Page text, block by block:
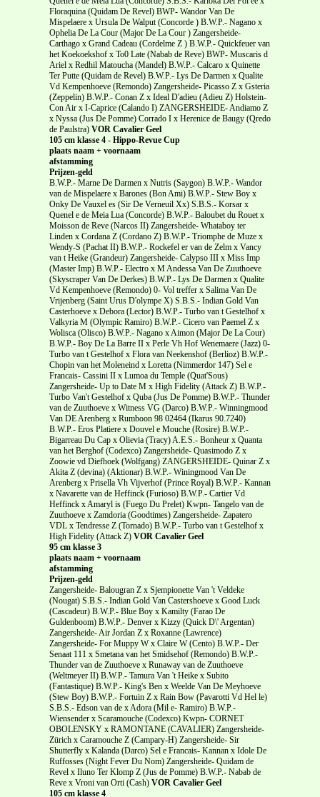
Floraquina (Quidam De Revel) BWP- Wandor Van De
Mispelaere x Ursula De Walput (Concorde ) B.W.P.- Nagano x
Ophelia De La Cour (Major De La Cour ) Zangersheide-
Carthago x Grand Cadeau (Cordelme Z ) B.W.P.- Quickfeuer van
het Koekoekshof x To0 Late (Nabab de Reve) BWP- Muscaris d
Ariel x Redhil Matoucha (Mandel) B.W.P.- Calcaro x Quinette
Ter Putte (Quidam de Revel) B.W.P.- Lys De Darmen x Qualite
Vd Kempenhoeve (Remondo) Zangersheide- Picasso Z x Gsteria
(Zeppelin) B.W.P.- Conan Z x Ideal D'adieu (Adieu Z) Holstein-
Con Air x I-Caprice (Calando I) ZANGERSHEIDE- Andiamo Z
x Nyssa (Jus De Pomme) Corrado I x Herenice de Baugy (Qredo
de Paulstra) VOR Cavalier Geel
105 cm klasse 4 - Hippo-Revue Cup
plaats naam + voornaam
afstamming
Prijzen-geld
B.W.P.- Marne De Darmen x Nutris (Saygon) B.W.P.- Wandor
van de Mispelaere x Barones (Bon Ami) B.W.P.- Stew Boy x
Onky De Vauxel es (Sir De Verneuil Xx) S.B.S.- Korsar x
Quenel e de Meia Lua (Concorde) B.W.P.- Baloubet du Rouet x
Moisson de Reve (Narcos II) Zangersheide- Whataboy ter
Linden x Cordana Z (Cordano Z) B.W.P.- Triomphe de Muze x
Wendy-S (Pachat II) B.W.P.- Rockefel er van de Zelm x Vancy
van t Heike (Grandeur) Zangersheide- Calypso III x Miss Imp
(Master Imp) B.W.P.- Electro x M Andessa Van De Zuuthoeve
(Skyscraper Van De Derkes) B.W.P.- Lys De Darmen x Qualite
Vd Kempenhoeve (Remondo) 0- Vol treffer x Salima Van De
Vrijenberg (Saint Urus D'olympe X) S.B.S.- Indian Gold Van
Casterhoeve x Debora (Lector) B.W.P.- Turbo van t Gestelhof x
Valkyria M (Olympic Ramiro) B.W.P.- Cicero van Paemel Z x
Wolisca (Olisco) B.W.P.- Nagano x Aimon (Major De La Cour)
B.W.P.- Boy De La Barre II x Perle Vh Hof Wenemaere (Jazz) 0-
Turbo van t Gestelhof x Flora van Neekenshof (Berlioz) B.W.P.-
Chopin van het Moleneind x Loretta (Nimmerdor 147) Sel e
Francais- Cassini II x Lumoa du Temple (Quat'Sous)
Zangersheide- Up to Date M x High Fidelity (Attack Z) B.W.P.-
Turbo Van't Gestelhof x Quba (Jus De Pomme) B.W.P.- Thunder
van de Zuuthoeve x Witness VG (Darco) B.W.P.- Winningmood
Van DE Arenberg x Rumboon 98 02464 (Ikarus 90.7240)
B.W.P.- Eros Platiere x Douvel e Mouche (Rosire) B.W.P.-
Bigarreau Du Cap x Olievia (Tracy) A.E.S.- Bonheur x Quanta
van het Berghof (Codexco) Zangersheide- Quasimodo Z x
Zoowie vd Diefhoek (Wolfgang) ZANGERSHEIDE- Quinar Z x
Akita Z (devina) (Aktionar) B.W.P.- Winingmood Van De
Arenberg x Prisella Vh Vijverhof (Prince Royal) B.W.P.- Kannan
x Navarette van de Heffinck (Furioso) B.W.P.- Cartier Vd
Heffinck x Amaryl is (Fuego Du Prelet) Kwpn- Tangelo van de
Zuuthoeve x Zamdoria (Goodtimes) Zangersheide- Zapatero
VDL x Tendresse Z (Tornado) B.W.P.- Turbo van t Gestelhof x
High Fidelity (Attack Z) VOR Cavalier Geel
95 cm klasse 3
plaats naam + voornaam
afstamming
Prijzen-geld
Zangersheide- Balougran Z x Sjempionette Van 't Veldeke
(Nougat) S.B.S.- Indian Gold Van Castershoeve x Good Luck
(Cascadeur) B.W.P.- Blue Boy x Kamilty (Farao De
Guldenboom) B.W.P.- Denver x Kizzy (Quick D\' Argentan)
Zangersheide- Air Jordan Z x Roxanne (Lawrence)
Zangersheide- For Muppy W x Claire W (Cento) B.W.P.- Der
Senaat 111 x Smetana van het Smidsehof (Remondo) B.W.P.-
Thunder van de Zuuthoeve x Runaway van de Zuuthoeve
(Weltmeyer II) B.W.P.- Tamura Van 't Heike x Subito
(Fantastique) B.W.P.- King's Ben x Weelde Van De Meyhoeve
(Stew Boy) B.W.P.- Fortuin Z x Rain Bow (Pavarotti Vd Hel le)
S.B.S.- Edson van de x Adora (Mil e- Ramiro) B.W.P.-
Wiensender x Scaramouche (Codexco) Kwpn- CORNET
OBOLENSKY x RAMONTANE (CAVALIER) Zangersheide-
Zürich x Caramouche Z (Campary-H) Zangersheide- Sir
Shutterfly x Kalanda (Darco) Sel e Francais- Kannan x Idole De
Ruffosses (Night Fever Du Nom) Zangersheide- Quidam de
Revel x Iluno Ter Klomp Z (Jus de Pomme) B.W.P.- Nabab de
Reve x Vroni van Orti (Cash) VOR Cavalier Geel
105 cm klasse 4